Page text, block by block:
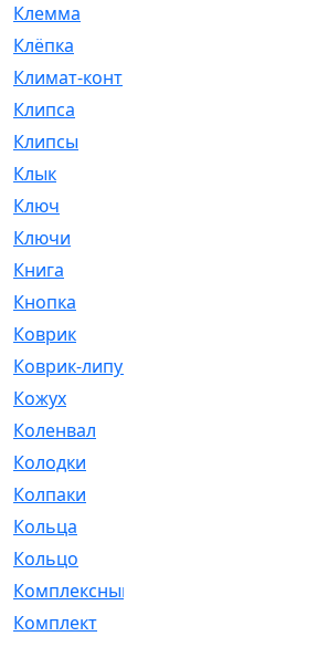
Клемма
Клёпка
Климат-контроль
Клипса
Клипсы
Клык
Ключ
Ключи
Книга
Кнопка
Коврик
Коврик-липучка
Кожух
Коленвал
Колодки
Колпаки
Кольца
Кольцо
Комплексный
Комплект